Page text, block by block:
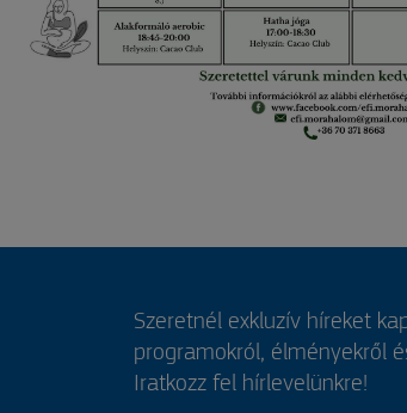
Szeretnél exkluzív híreket
programokról, élményekről
Iratkozz fel hírlevelünkre!